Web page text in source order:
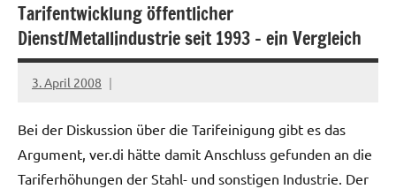
Tarifentwicklung öffentlicher
Dienst/Metallindustrie seit 1993 – ein Vergleich
3. April 2008
Ilja
Bei der Diskussion über die Tarifeinigung gibt es das
Argument, ver.di hätte damit Anschluss gefunden an die
Tariferhöhungen der Stahl- und sonstigen Industrie. Der